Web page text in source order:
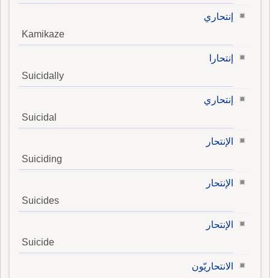
إنتحاري
Kamikaze
إنتحارا
Suicidally
إنتحاري
Suicidal
الإنتحار
Suiciding
الإنتحار
Suicides
الإنتحار
Suicide
الانتحاريّون